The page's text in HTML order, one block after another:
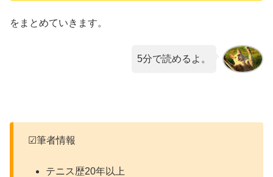
をまとめていきます。
5分で読めるよ。
☑筆者情報
テニス歴20年以上